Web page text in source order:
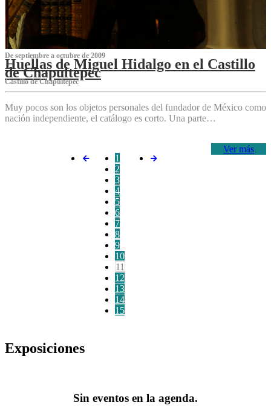
De septiembre a octubre de 2009
Huellas de Miguel Hidalgo en el Castillo
de Chapultepec
Castillo de Chapultepec
Muy pocos son los objetos personales del fundador de México como
nación independiente, el catálogo es corto. Una parte…
Ver más
1
2
3
4
5
6
7
8
9
10
11
12
13
14
15
Exposiciones
Sin eventos en la agenda.